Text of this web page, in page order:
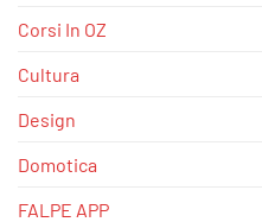
Corsi In OZ
Cultura
Design
Domotica
FALPE APP